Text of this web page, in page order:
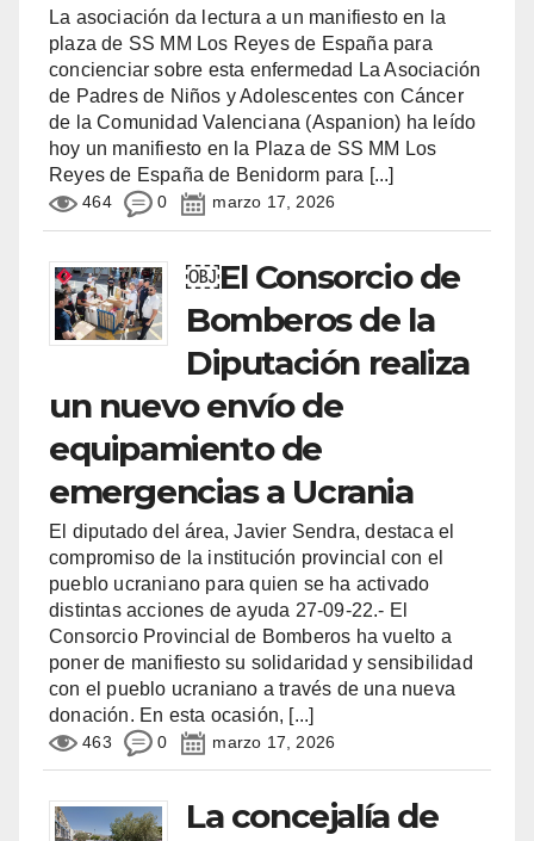
La asociación da lectura a un manifiesto en la
plaza de SS MM Los Reyes de España para
concienciar sobre esta enfermedad La Asociación
de Padres de Niños y Adolescentes con Cáncer
de la Comunidad Valenciana (Aspanion) ha leído
hoy un manifiesto en la Plaza de SS MM Los
Reyes de España de Benidorm para [...]
464 0 marzo 17, 2026
￼El Consorcio de
Bomberos de la
Diputación realiza
un nuevo envío de
equipamiento de
emergencias a Ucrania
El diputado del área, Javier Sendra, destaca el
compromiso de la institución provincial con el
pueblo ucraniano para quien se ha activado
distintas acciones de ayuda 27-09-22.- El
Consorcio Provincial de Bomberos ha vuelto a
poner de manifiesto su solidaridad y sensibilidad
con el pueblo ucraniano a través de una nueva
donación. En esta ocasión, [...]
463 0 marzo 17, 2026
La concejalía de